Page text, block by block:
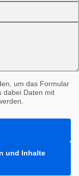
um das Formular
dabei Daten mit
und Inhalte